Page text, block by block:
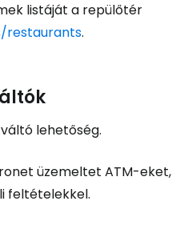
listáját a repülőtér
restaurants.
lehetőség.
üzemeltet ATM-eket,
feltételekkel.